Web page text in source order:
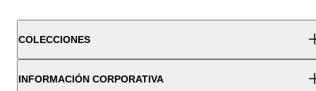
COLECCIONES
INFORMACIÓN CORPORATIVA